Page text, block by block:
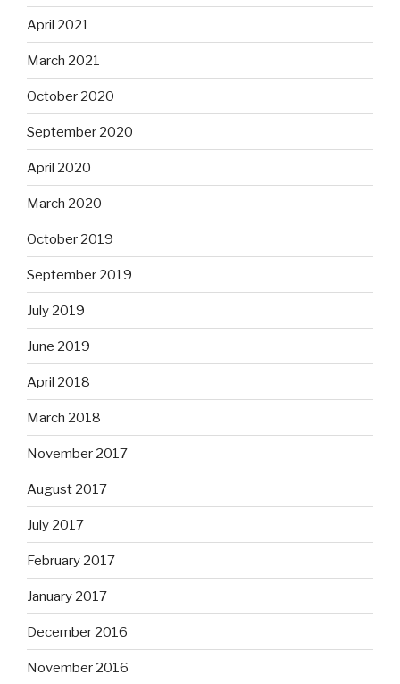
April 2021
March 2021
October 2020
September 2020
April 2020
March 2020
October 2019
September 2019
July 2019
June 2019
April 2018
March 2018
November 2017
August 2017
July 2017
February 2017
January 2017
December 2016
November 2016